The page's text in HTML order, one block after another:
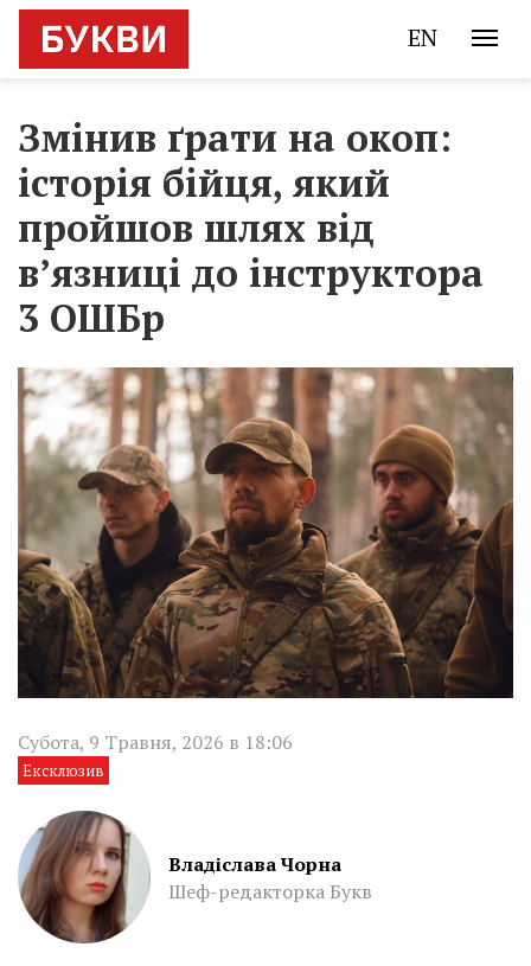
EN
Змінив ґрати на окоп:
історія бійця, який
пройшов шлях від
в’язниці до інструктора
3 ОШБр
Субота, 9 Травня, 2026 в 18:06
Ексклюзив
Владіслава Чорна
Шеф-редакторка Букв